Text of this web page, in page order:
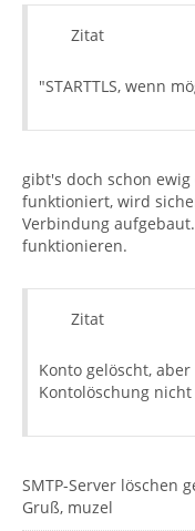
Zitat
"STARTTLS, wenn
gibt's doch schon
funktioniert, wird
Verbindung
funktionieren.
Zitat
Konto gelöscht,
Kontolöschung
SMTP-Server löschen
Gruß, muzel